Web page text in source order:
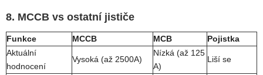
8. MCCB vs ostatní jističe
Funkce MCCB MCB
Pojistka
Aktuální
hodnocení
Vysoká (až 2500A)
Nízká (až 125
A)
Liší se